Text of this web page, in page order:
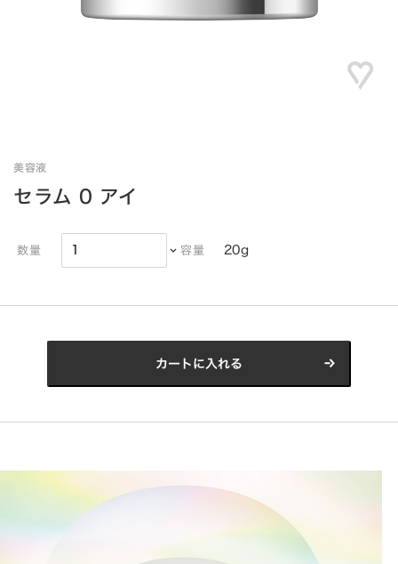
美容液
セラム 0 アイ
数量 容量 20g
カートに入れる